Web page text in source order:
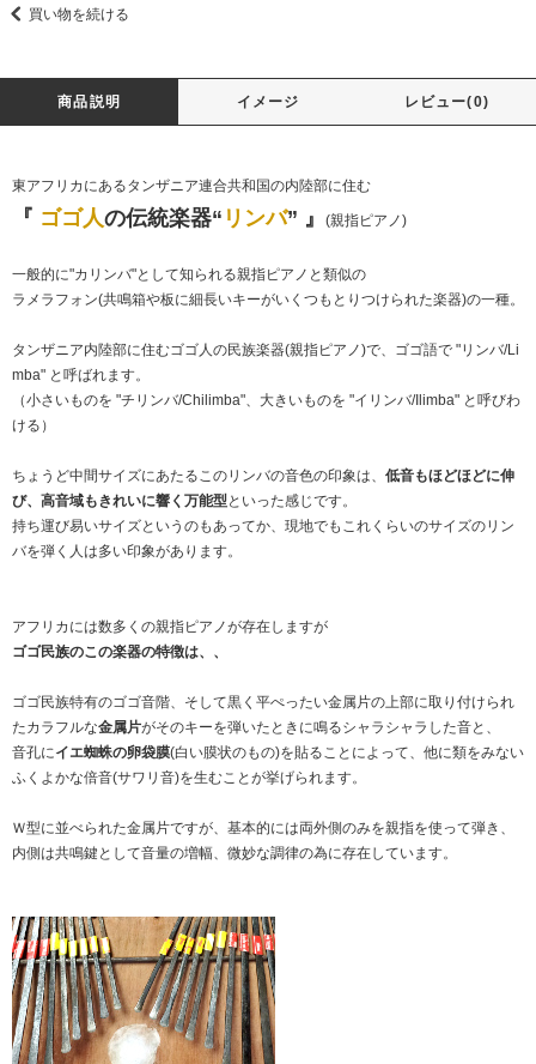
買い物を続ける
商品説明 イメージ レビュー(0)
東アフリカにあるタンザニア連合共和国の内陸部に住む
『 ゴゴ人の伝統楽器“ リンバ” 』 (親指ピアノ)
一般的に"カリンバ"として知られる親指ピアノと類似の
ラメラフォン(共鳴箱や板に細長いキーがいくつもとりつけられた楽器)の一種。
タンザニア内陸部に住むゴゴ人の民族楽器(親指ピアノ)で、ゴゴ語で "リンバ/Li
mba" と呼ばれます。
（小さいものを "チリンバ/Chilimba"、大きいものを "イリンバ/Ilimba" と呼びわ
ける）
ちょうど中間サイズにあたるこのリンバの音色の印象は、 低音もほどほどに伸
び、高音域もきれいに響く万能型といった感じです。
持ち運び易いサイズというのもあってか、現地でもこれくらいのサイズのリン
バを弾く人は多い印象があります。
アフリカには数多くの親指ピアノが存在しますが
ゴゴ民族のこの楽器の特徴は、、
ゴゴ民族特有のゴゴ音階、そして黒く平ぺったい金属片の上部に取り付けられ
たカラフルな金属片がそのキーを弾いたときに鳴るシャラシャラした音と、
音孔にイエ蜘蛛の卵袋膜(白い膜状のもの)を貼ることによって、他に類をみない
ふくよかな倍音(サワリ音)を生むことが挙げられます。
Ｗ型に並べられた金属片ですが、基本的には両外側のみを親指を使って弾き、
内側は共鳴鍵として音量の増幅、微妙な調律の為に存在しています。